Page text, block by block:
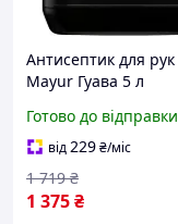
Антисептик для рук
Mayur Гуава 5 л
Готово до відправки
від229₴/міс
1 375₴
1 719 ₴